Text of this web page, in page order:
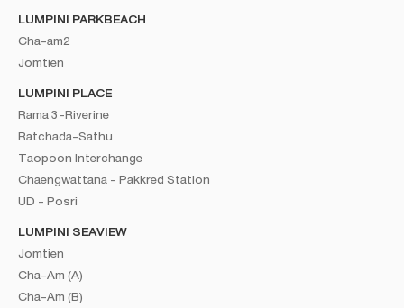
LUMPINI PARKBEACH
Cha-am2
Jomtien
LUMPINI PLACE
Rama 3-Riverine
Ratchada-Sathu
Taopoon Interchange
Chaengwattana - Pakkred Station
UD - Posri
LUMPINI SEAVIEW
Jomtien
Cha-Am (A)
Cha-Am (B)